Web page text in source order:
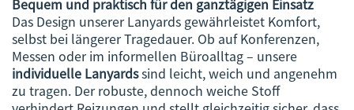
Bequem und praktisch für den ganztägigen Einsatz
Das Design unserer Lanyards gewährleistet Komfort,
selbst bei längerer Tragedauer. Ob auf Konferenzen,
Messen oder im informellen Büroalltag – unsere
individuelle Lanyardssind leicht, weich und angenehm
zu tragen. Der robuste, dennoch weiche Stoff